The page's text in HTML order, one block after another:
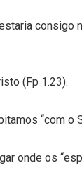
consigo
(Fp 1.23).
“com o
onde os